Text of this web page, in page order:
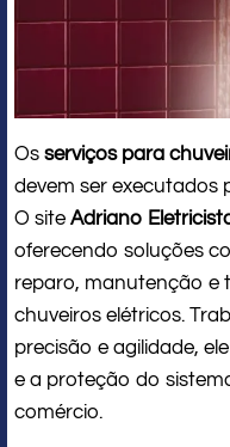
Os serviços para
devem ser executados
O site Adriano
oferecendo soluções
reparo, manutenção e
chuveiros elétricos.
precisão e agilidade,
e a proteção do
comércio.